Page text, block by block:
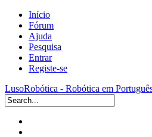
Início
Fórum
Ajuda
Pesquisa
Entrar
Registe-se
LusoRobótica - Robótica em